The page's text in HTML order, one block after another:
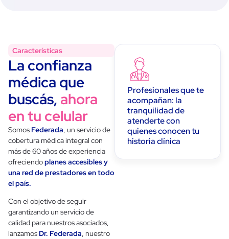
Características
La confianza
médica que
buscás, ahora
en tu celular
Somos Federada, un servicio de
cobertura médica integral con
más de 60 años de experiencia
ofreciendoplanes accesibles y
una red de prestadores en todo
el país.
Con el objetivo de seguir
garantizando un servicio de
calidad para nuestros asociados,
lanzamos Dr. Federada, nuestro
Profesionales que te
acompañan: la
tranquilidad de
atenderte con
quienes conocen tu
historia clínica